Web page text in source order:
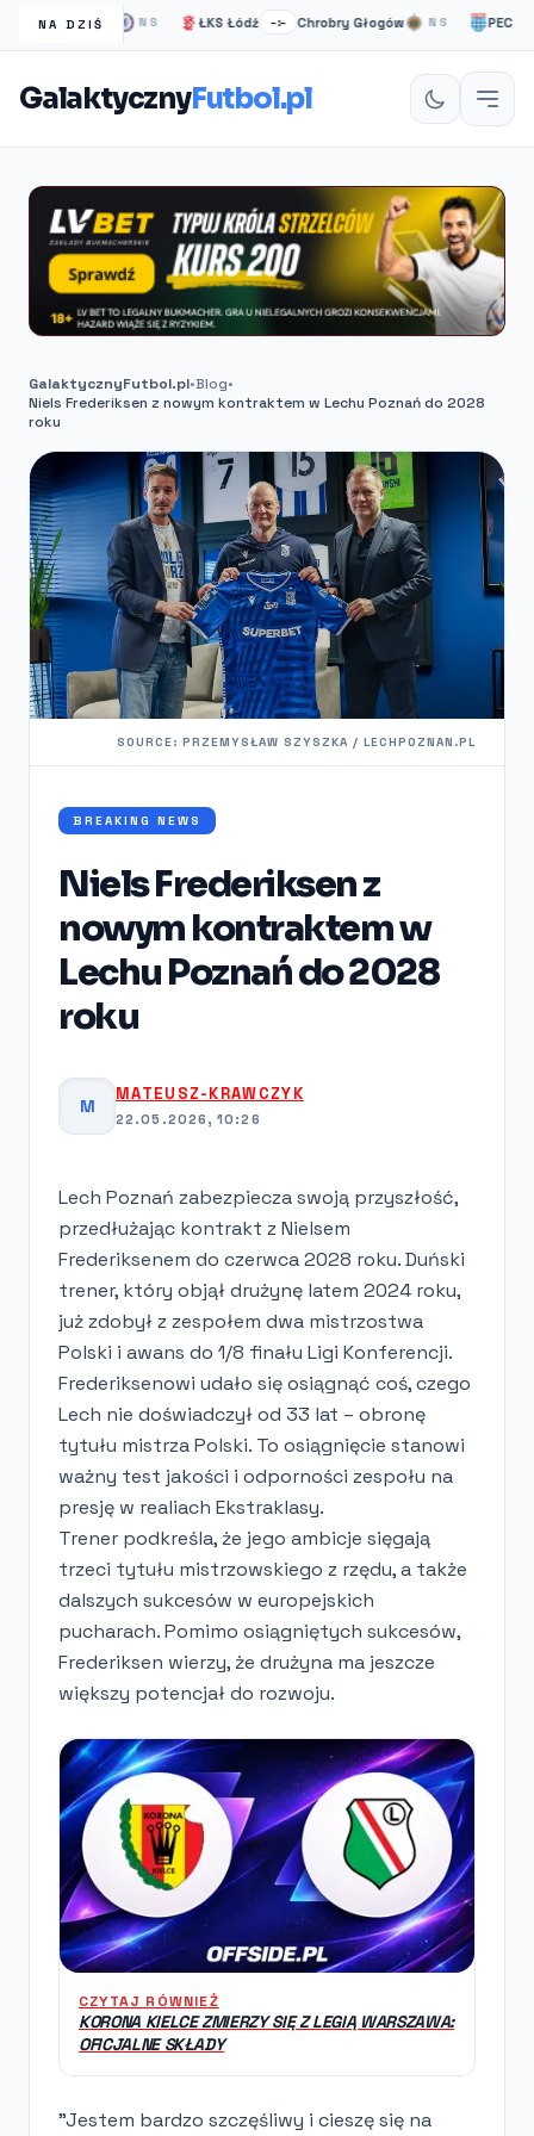
NA DZIŚ
Londyn NS ŁKS Łódź –:– Chrobry Głogów NS PEC Zwolle
GalaktycznyFutbol.pl
GalaktycznyFutbol.pl•Blog•
Niels Frederiksen z nowym kontraktem w Lechu Poznań do 2028
roku
SOURCE: PRZEMYSŁAW SZYSZKA / LECHPOZNAN.PL
BREAKING NEWS
Niels Frederiksen z
nowym kontraktem w
Lechu Poznań do 2028
roku
M
MATEUSZ-KRAWCZYK
22.05.2026, 10:26
Lech Poznań zabezpiecza swoją przyszłość,
przedłużając kontrakt z Nielsem
Frederiksenem do czerwca 2028 roku. Duński
trener, który objął drużynę latem 2024 roku,
już zdobył z zespołem dwa mistrzostwa
Polski i awans do 1/8 finału Ligi Konferencji.
Frederiksenowi udało się osiągnąć coś, czego
Lech nie doświadczył od 33 lat – obronę
tytułu mistrza Polski. To osiągnięcie stanowi
ważny test jakości i odporności zespołu na
presję w realiach Ekstraklasy.
Trener podkreśla, że jego ambicje sięgają
trzeci tytułu mistrzowskiego z rzędu, a także
dalszych sukcesów w europejskich
pucharach. Pomimo osiągniętych sukcesów,
Frederiksen wierzy, że drużyna ma jeszcze
większy potencjał do rozwoju.
CZYTAJ RÓWNIEŻ
KORONA KIELCE ZMIERZY SIĘ Z LEGIĄ WARSZAWA:
OFICJALNE SKŁADY
"Jestem bardzo szczęśliwy i cieszę się na